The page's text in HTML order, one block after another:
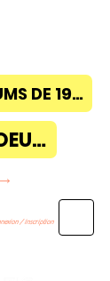
LES MEILLEURS ALBUMS DE 1968 à 2018
40 CHEFS D'OEUVRE
/ Inscription